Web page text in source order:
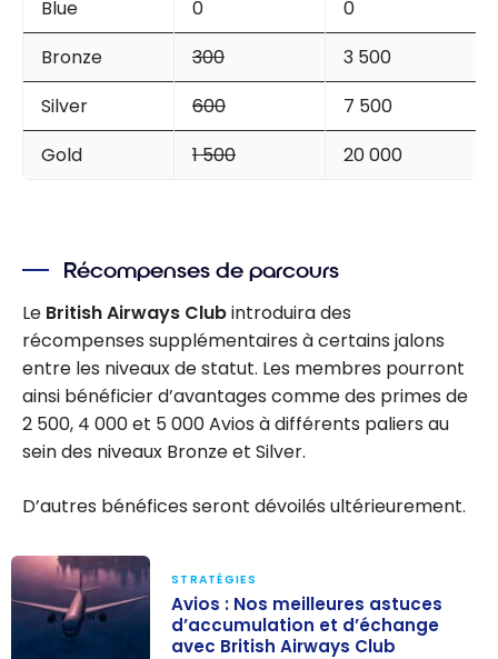
Blue 0
0
Bronze
300
3 500
Silver
600
7 500
Gold
1 500 20 000
Récompenses de parcours
Le British Airways Clubintroduira des
récompenses supplémentaires à certains jalons
entre les niveaux de statut. Les membres pourront
ainsi bénéficier d’avantages comme des primes de
2 500, 4 000et 5 000Avios à différents paliers au
sein des niveaux Bronze et Silver.
D’autres bénéfices seront dévoilés ultérieurement.
STRATÉGIES
Avios : Nos meilleures astuces
d’accumulation et d’échange
avec British Airways Club